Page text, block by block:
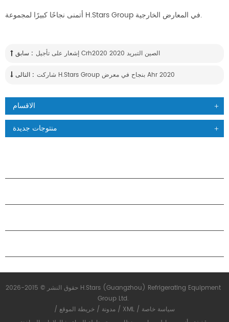
أتمنى نجاحًا كبيرًا لمجموعة H.Stars Group في المعارض الخارجية.
سابق : إشعار على تأجيل Crh2020 الصين التبريد 2020
التالى : شاركت H.stars Group بنجاح في معرض Ahr 2020
الاقسام
منتوجات جديدة
حقوق النشر © 2015-2026 H.Stars (Guangzhou) Refrigerating Equipment
Group Ltd.
/
مدونة / خريطة الموقع / XML / سياسة خاصة